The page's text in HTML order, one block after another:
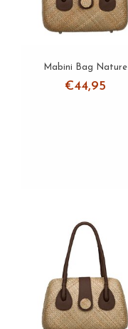
Mabini Bag Nature
€44,95